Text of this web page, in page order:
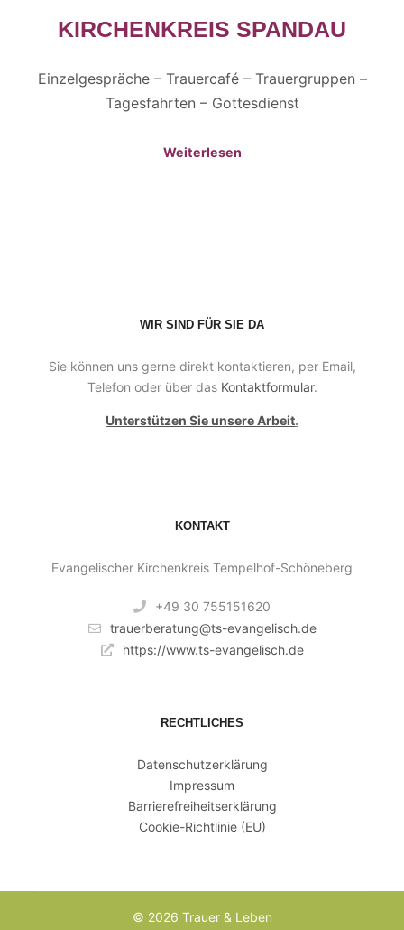
KIRCHENKREIS SPANDAU
Einzelgespräche – Trauercafé – Trauergruppen –
Tagesfahrten – Gottesdienst
Weiterlesen
WIR SIND FÜR SIE DA
Sie können uns gerne direkt kontaktieren, per Email,
Telefon oder über das Kontaktformular.
Unterstützen Sie unsere Arbeit.
KONTAKT
Evangelischer Kirchenkreis Tempelhof-Schöneberg
+49 30 755151620
trauerberatung@ts-evangelisch.de
https://www.ts-evangelisch.de
RECHTLICHES
Datenschutzerklärung
Impressum
Barrierefreiheitserklärung
Cookie-Richtlinie (EU)
© 2026 Trauer & Leben